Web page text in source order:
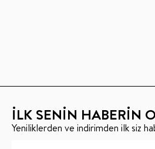
İLK SENİN HABERİN
Yeniliklerden ve indirimden ilk siz